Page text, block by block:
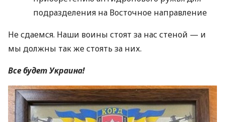
подразделения на Восточное направление
Не сдаемся. Наши воины стоят за нас стеной — и
мы должны так же стоять за них.
Все будет Украина!